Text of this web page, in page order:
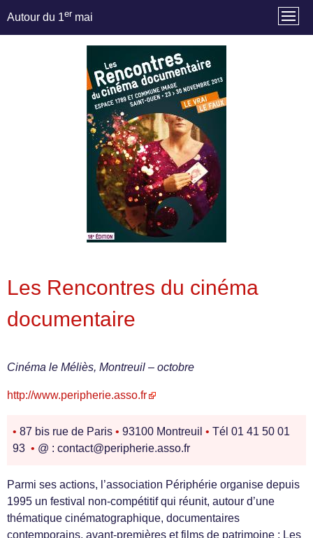
Autour du 1er mai
Les Rencontres du cinéma
documentaire
Cinéma le Méliès, Montreuil – octobre
http://www.peripherie.asso.fr
• 87 bis rue de Paris • 93100 Montreuil • Tél 01 41 50 01
93 • @ : contact@peripherie.asso.fr
Parmi ses actions, l’association Périphérie organise depuis
1995 un festival non-compétitif qui réunit, autour d’une
thématique cinématographique, documentaires
contemporains, avant-premières et films de patrimoine : Les